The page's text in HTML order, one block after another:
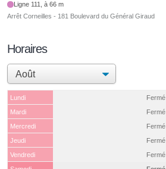
Ligne 111, à 66 m
Arrêt Corneilles - 181 Boulevard du Général Giraud
Horaires
Lundi
Fermé
Mardi
Fermé
Mercredi
Fermé
Jeudi
Fermé
Vendredi
Fermé